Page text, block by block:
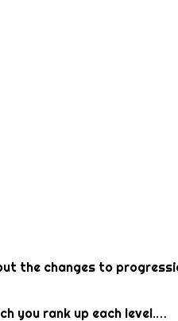
the changes to
you rank up each level.…